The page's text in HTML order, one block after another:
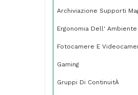
Archiviazione Supporti
Ergonomia Dell'
Fotocamere E
Gaming
Gruppi Di ContinuitÀ